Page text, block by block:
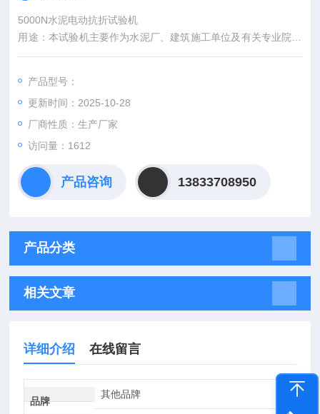
5000N水泥电动抗折试验机
用途：本试验机主要作为水泥厂、建筑施工单位及有关专业院校
科研单位做水泥软练胶砂抗折强度检验用，并可作其他非金属脆
50、ISO679
产品型号：
更新时间：2025-10-28
厂商性质：生产厂家
访问量：1612
产品咨询 13833708950
产品分类
相关文章
详细介绍 在线留言
品牌
其他品牌